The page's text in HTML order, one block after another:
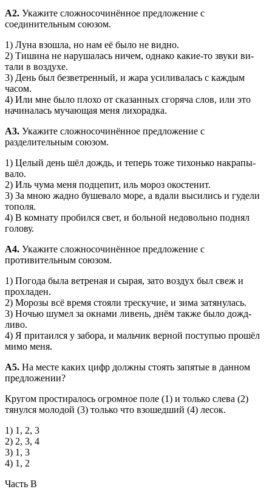
А2. Укажите сложносочинённое предложение с
соединительным союзом.
1) Луна взошла, но нам её было не видно.
2) Тишина не нарушалась ничем, однако какие-то звуки ви­
тали в воздухе.
3) День был безветренный, и жара усиливалась с каждым
часом.
4) Или мне было плохо от сказанных сгоряча слов, или это
начиналась мучающая меня лихорадка.
А3. Укажите сложносочинённое предложение с
разделительным союзом.
1) Целый день шёл дождь, и теперь тоже тихонько накрапы­
вало.
2) Иль чума меня подцепит, иль мороз окостенит.
3) За мною жадно бушевало море, а вдали высились и гу­дели
тополя.
4) В комнату пробился свет, и больной недовольно поднял
голову.
А4. Укажите сложносочинённое предложение с
противительным союзом.
1) Погода была ветреная и сырая, зато воздух был свеж и
прохладен.
2) Морозы всё время стояли трескучие, и зима затянулась.
3) Ночью шумел за окнами ливень, днём также было дожд­
ливо.
4) Я притаился у забора, и мальчик верной поступью про­шёл
мимо меня.
A5. На месте каких цифр должны стоять запятые в данном
пред­ложении?
Кругом простиралось огромное поле (1) и только слева (2)
тянулся молодой (3) только что взошедший (4) лесок.
1) 1, 2, 3
2) 2, 3, 4
3) 1, 3
4) 1, 2
Часть В